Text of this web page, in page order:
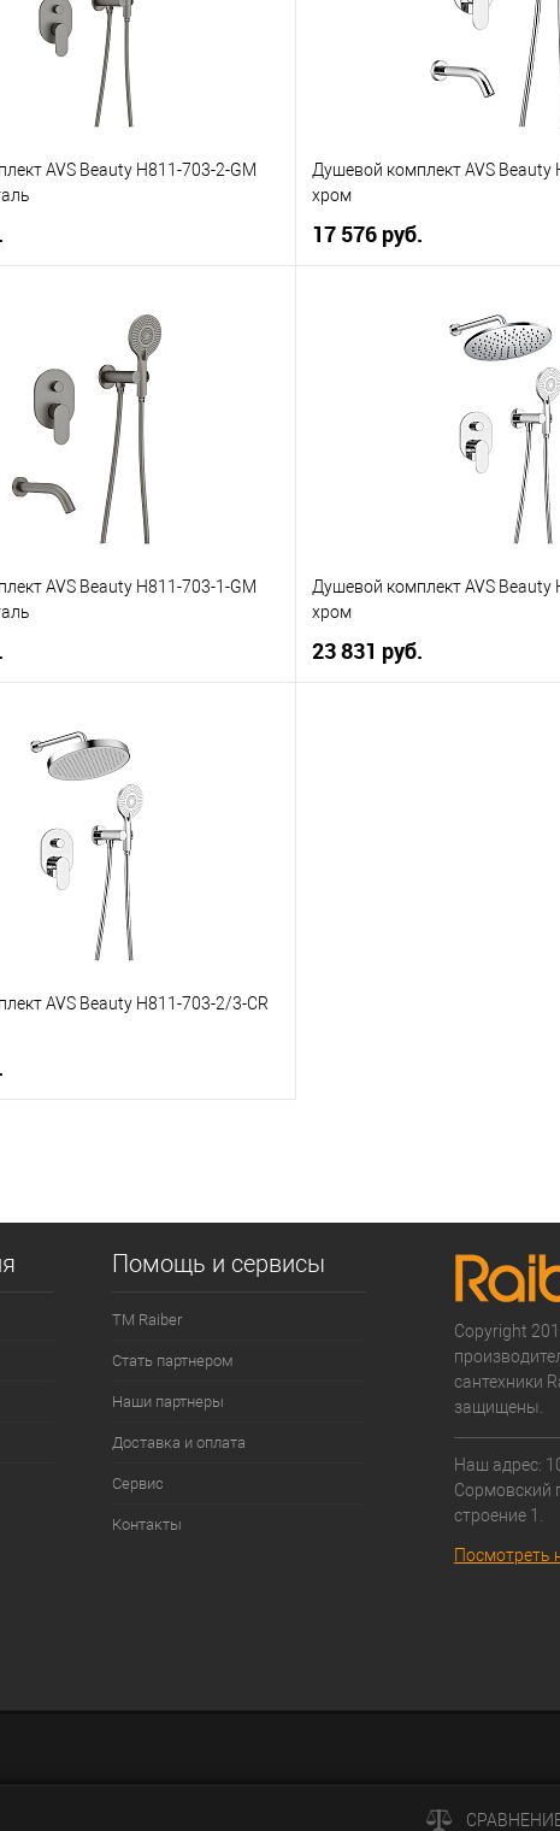
AVS Beauty Н811-703-2-GM
К сравнению
В наличии
Душевой комплект AVS Beauty
хром
17 576 руб.
AVS Beauty Н811-703-1-GM
К сравнению
В наличии
Душевой комплект AVS Beauty
хром
23 831 руб.
AVS Beauty Н811-703-2/3-CR
Помощь и сервисы
ТМ Raiber
Стать партнером
Наши партнеры
Доставка и оплата
Сервис
Контакты
Copyright
сантехники
защищены.
Наш адрес:
Cормовский
строение 1.
Посмотреть